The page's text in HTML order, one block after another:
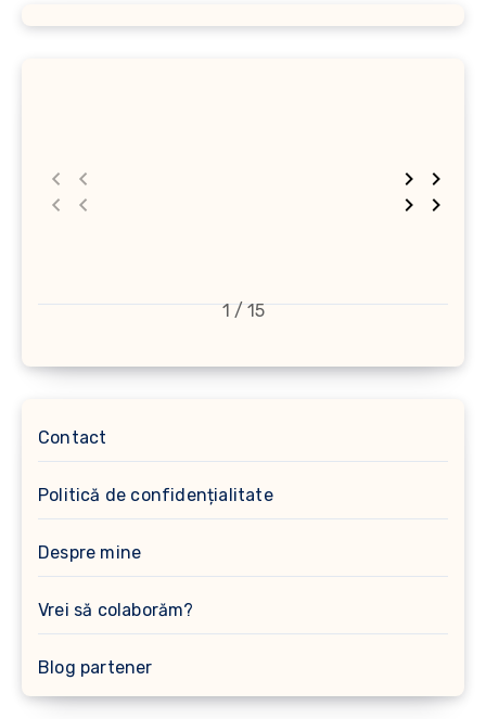
1 / 15
Contact
Politică de confidențialitate
Despre mine
Vrei să colaborăm?
Blog partener